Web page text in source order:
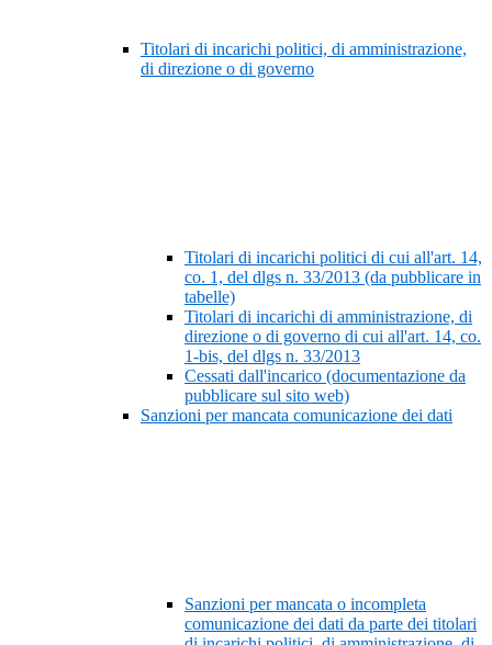
Titolari di incarichi politici, di amministrazione,
di direzione o di governo
Titolari di incarichi politici di cui all'art. 14,
co. 1, del dlgs n. 33/2013 (da pubblicare in
tabelle)
Titolari di incarichi di amministrazione, di
direzione o di governo di cui all'art. 14, co.
1-bis, del dlgs n. 33/2013
Cessati dall'incarico (documentazione da
pubblicare sul sito web)
Sanzioni per mancata comunicazione dei dati
Sanzioni per mancata o incompleta
comunicazione dei dati da parte dei titolari